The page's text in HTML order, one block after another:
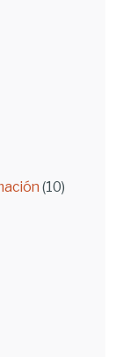
(10)